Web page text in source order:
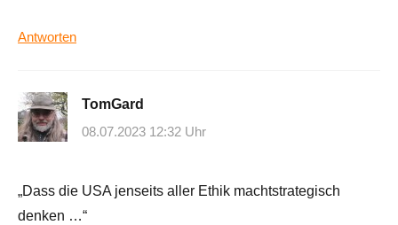
Antworten
TomGard
08.07.2023 12:32 Uhr
„Dass die USA jenseits aller Ethik machtstrategisch
denken …“